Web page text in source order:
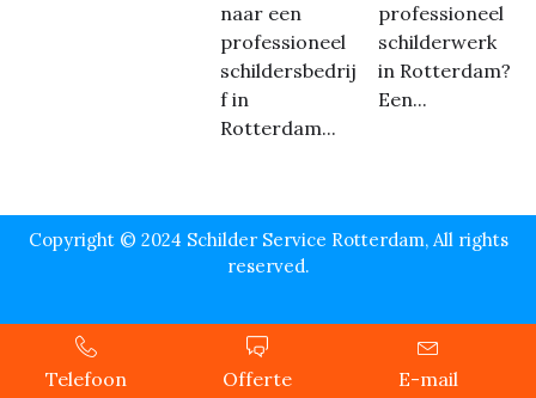
naar een
professioneel
schildersbedrij
f in
Rotterdam...
professioneel
schilderwerk
in Rotterdam?
Een...
Copyright © 2024 Schilder Service Rotterdam, All rights
reserved.
Telefoon Offerte E-mail